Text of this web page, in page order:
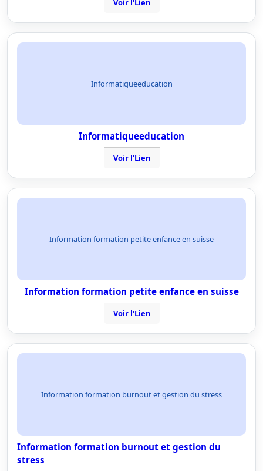
Voir l'Lien
Informatiqueeducation
Informatiqueeducation
Voir l'Lien
Information formation petite enfance en suisse
Information formation petite enfance en suisse
Voir l'Lien
Information formation burnout et gestion du stress
Information formation burnout et gestion du
stress